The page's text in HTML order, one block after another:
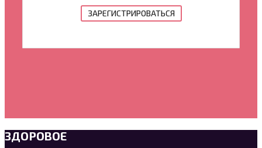
ЗАРЕГИСТРИРОВАТЬСЯ
ЗДОРОВОЕ